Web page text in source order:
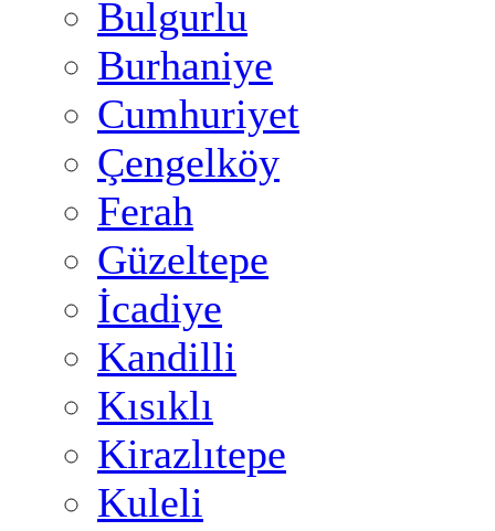
Bulgurlu
Burhaniye
Cumhuriyet
Çengelköy
Ferah
Güzeltepe
İcadiye
Kandilli
Kısıklı
Kirazlıtepe
Kuleli